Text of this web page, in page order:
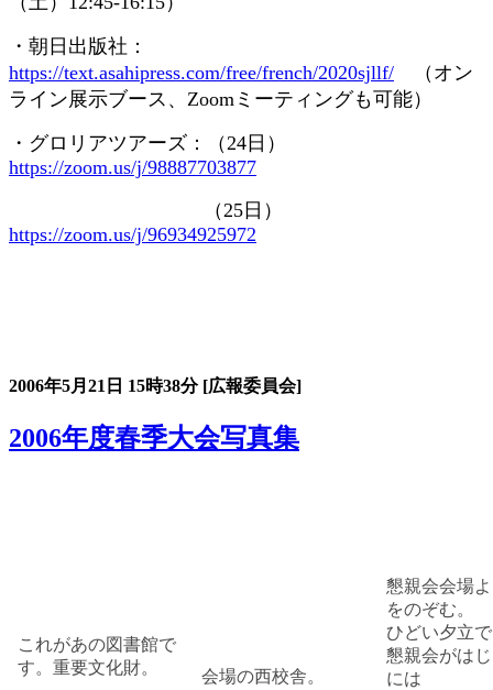
・朝日出版社：
https://text.asahipress.com/free/french/2020sjllf/ （オン
ライン展示ブース、 Zoom ミーティングも可能）
・グロリアツアーズ：（24 日）
https://zoom.us/j/98887703877
（25 日）
https://zoom.us/j/96934925972
2006年5月21日 15時38分 [広報委員会]
2006年度春季大会写真集
これがあの図書館で
す。重要文化財。
会場の西校舎。
懇親会会場
をのぞむ。
ひどい夕立
懇親会がは
には